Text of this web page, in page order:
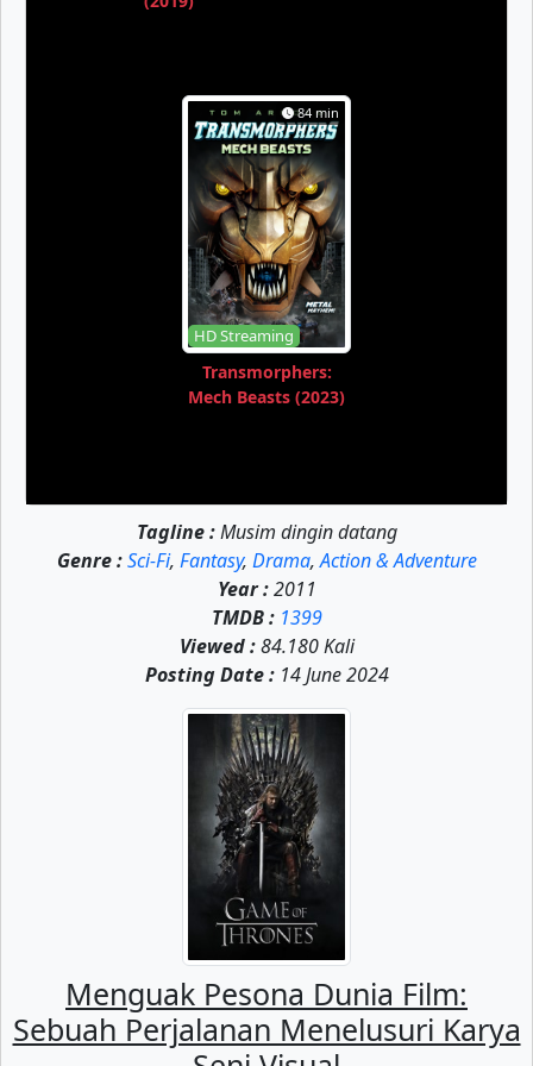
84 min
HD Streaming
Transmorphers:
Mech Beasts (2023)
Tagline :Musim dingin datang
Genre : Sci-Fi, Fantasy, Drama,Action & Adventure
Year :2011
TMDB : 1399
Viewed :84.180 Kali
Posting Date :14 June 2024
Menguak Pesona Dunia Film:
Sebuah Perjalanan Menelusuri Karya